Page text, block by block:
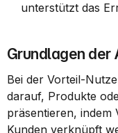
unterstützt das
Grundlagen der
Bei der Vorteil-
darauf, Produkte
präsentieren, indem
Kunden verknüpft